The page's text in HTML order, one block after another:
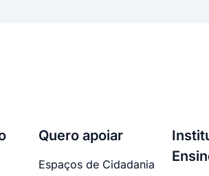
Quero apoiar
Espaços de Cidadania